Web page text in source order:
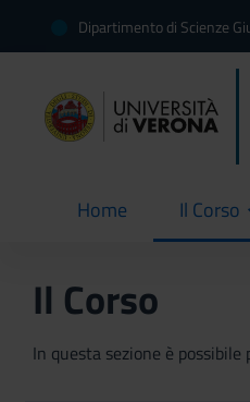
Dipartimento di Scienze
Home
current Il Corso
Il Corso
In questa sezione è